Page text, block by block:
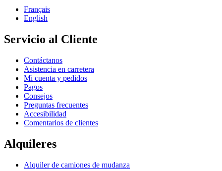
Français
English
Servicio al Cliente
Contáctanos
Asistencia en carretera
Mi cuenta y pedidos
Pagos
Consejos
Preguntas frecuentes
Accesibilidad
Comentarios de clientes
Alquileres
Alquiler de camiones de mudanza